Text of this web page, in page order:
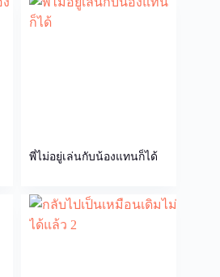
พี่ไม่อยู่เล่นกับน้องแทนก็ได้